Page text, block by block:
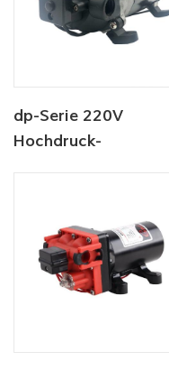
dp-Serie 220V
Hochdruck-